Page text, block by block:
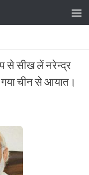
से सीख लें नरेन्द्र
गया चीन से आयात।